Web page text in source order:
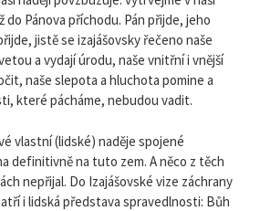
do Pánova příchodu. Pán přijde, jeho
jistě se izajášovsky řečeno naše
a vydají úrodu, naše vnitřní i vnější
naše slepota a hluchota pomine a
které pácháme, nebudou vadit.
vlastní (lidské) naděje spojené
definitivně na tuto zem. A něco z těch
nepřijal. Do Izajášovské vize záchrany
i lidská představa spravedlnosti: Bůh